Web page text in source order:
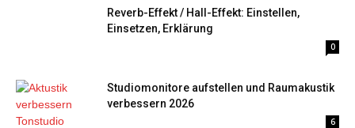
Reverb-Effekt / Hall-Effekt: Einstellen,
Einsetzen, Erklärung
0
Studiomonitore aufstellen und Raumakustik
verbessern 2026
6